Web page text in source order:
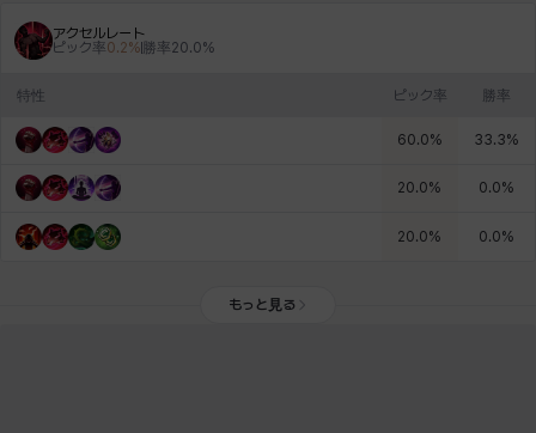
アクセルレート
ピック率0.2% 勝率20.0%
特性 ピック率 勝率
60.0% 33.3%
20.0% 0.0%
20.0% 0.0%
もっと見る